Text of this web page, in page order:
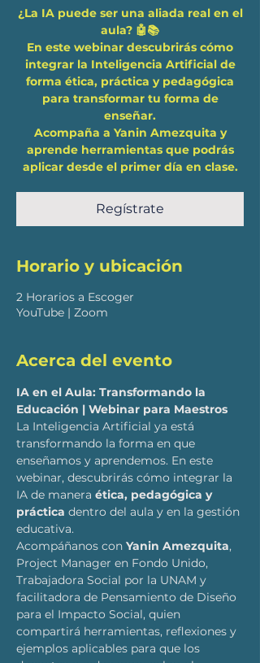
¿La IA puede ser una aliada real en el
aula? 🤖📚
En este webinar descubrirás cómo
integrar la Inteligencia Artificial de
forma ética, práctica y pedagógica
para transformar tu forma de
enseñar.
Acompaña a Yanin Amezquita y
aprende herramientas que podrás
aplicar desde el primer día en clase.
Regístrate
Horario y ubicación
2 Horarios a Escoger
YouTube | Zoom
Acerca del evento
IA en el Aula: Transformando la
Educación | Webinar para Maestros
La Inteligencia Artificial ya está
transformando la forma en que
enseñamos y aprendemos. En este
webinar, descubrirás cómo integrar la
IA de manera ética, pedagógica y
práctica dentro del aula y en la gestión
educativa.
Acompáñanos con Yanin Amezquita,
Project Manager en Fondo Unido,
Trabajadora Social por la UNAM y
facilitadora de Pensamiento de Diseño
para el Impacto Social, quien
compartirá herramientas, reflexiones y
ejemplos aplicables para que los